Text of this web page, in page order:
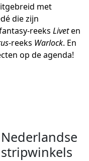
met
die zijn
reeks Liveten
-reeks Warlock. En
op de agenda!
Nederlandse
stripwinkels